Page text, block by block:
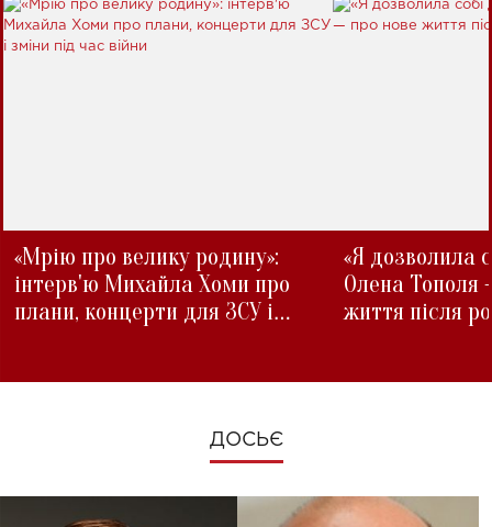
«Мрію про велику родину»:
інтерв'ю Михайла Хоми про
плани, концерти для ЗСУ і
«Я дозволила
Олена Тополя
життя після
ДОСЬЄ